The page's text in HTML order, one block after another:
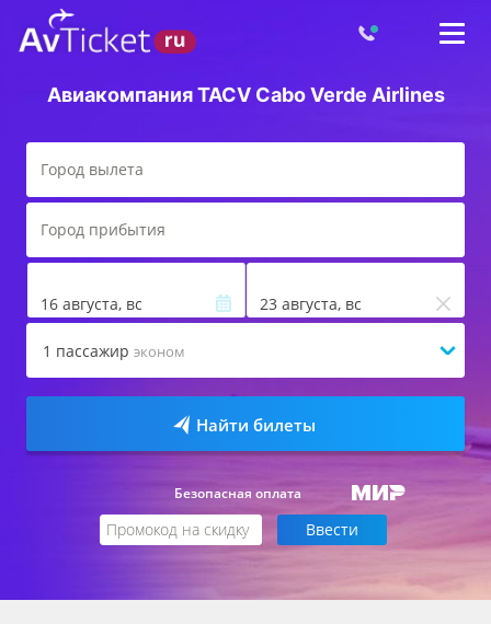
Авиакомпания TACV Cabo Verde Airlines
16 августа, вс 23 августа, вс
1 пассажир эконом
Найти билеты
Безопасная оплата